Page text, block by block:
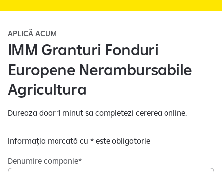
APLICĂ ACUM
IMM Granturi Fonduri
Europene Nerambursabile
Agricultura
Dureaza doar 1 minut sa completezi cererea online.
Informația marcată cu * este obligatorie
Denumire companie